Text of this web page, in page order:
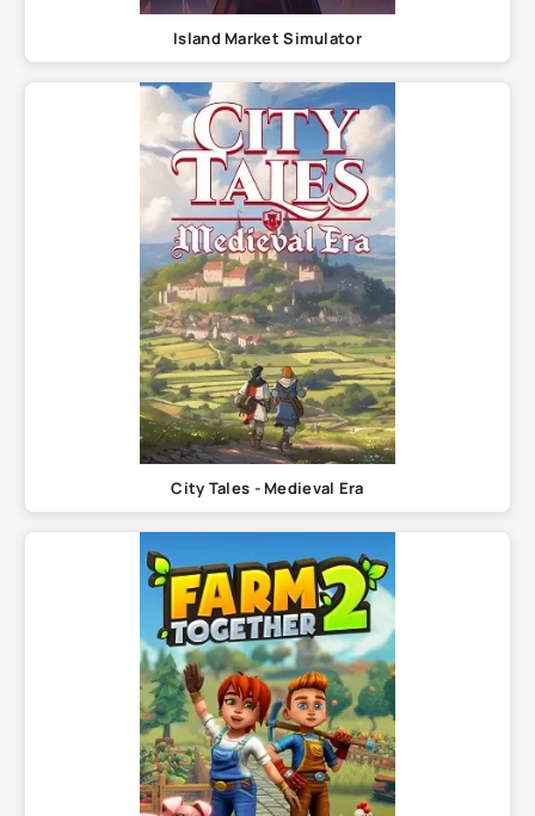
Island Market Simulator
City Tales - Medieval Era